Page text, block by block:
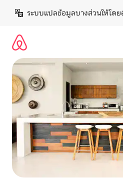
เนื้อหา
ระบบแปลข้อมูลบางส่วนให้โด